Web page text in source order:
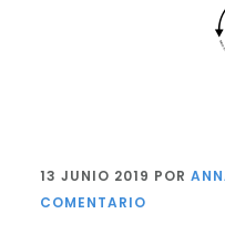
13 JUNIO 2019 POR
COMENTARIO